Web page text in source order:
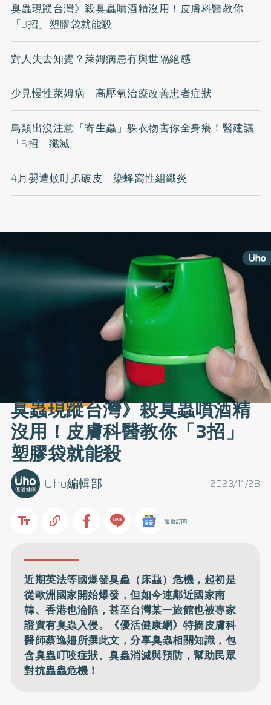
臭蟲現蹤台灣》殺臭蟲噴酒精沒用！皮膚科醫教你
「3招」塑膠袋就能殺
對人失去知覺？萊姆病患有與世隔絕感
少見慢性萊姆病 高壓氧治療改善患者症狀
鳥類出沒注意「寄生蟲」躲衣物害你全身癢！醫建議
「5招」殲滅
4月嬰遭蚊叮抓破皮 染蜂窩性組織炎
臭蟲現蹤台灣》殺臭蟲噴酒精
沒用！皮膚科醫教你「3招」
塑膠袋就能殺
2023/11/28
Uho編輯部
追蹤訂閱
近期英法等國爆發臭蟲（床蝨）危機，起初是
從歐洲國家開始爆發，但如今連鄰近國家南
韓、香港也淪陷，甚至台灣某一旅館也被專家
證實有臭蟲入侵。《優活健康網》特摘皮膚科
醫師蔡逸姍所撰此文，分享臭蟲相關知識，包
含臭蟲叮咬症狀、臭蟲消滅與預防，幫助民眾
對抗蟲蟲危機！